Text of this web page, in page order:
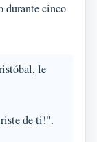
durante cinco
le
de ti!".